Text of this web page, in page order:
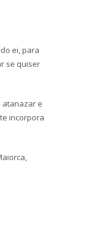
ei, para
se quiser
atanazar e
incorpora